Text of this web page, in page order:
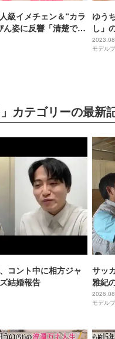
級イメチェン＆“カラ
ん姿に反響「清楚で可
んぜん違う」
ゆう
し」
ツッ
モデル
」カテゴリーの最新
コント中に相方ジャ
結婚報告
サッ
雅紀
リー
テレ
モデル